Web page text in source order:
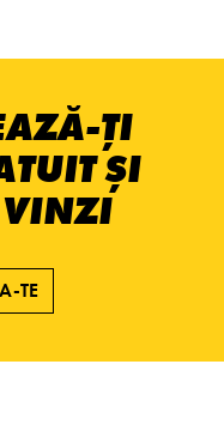
ȚI
ȘI
VINZI
TE